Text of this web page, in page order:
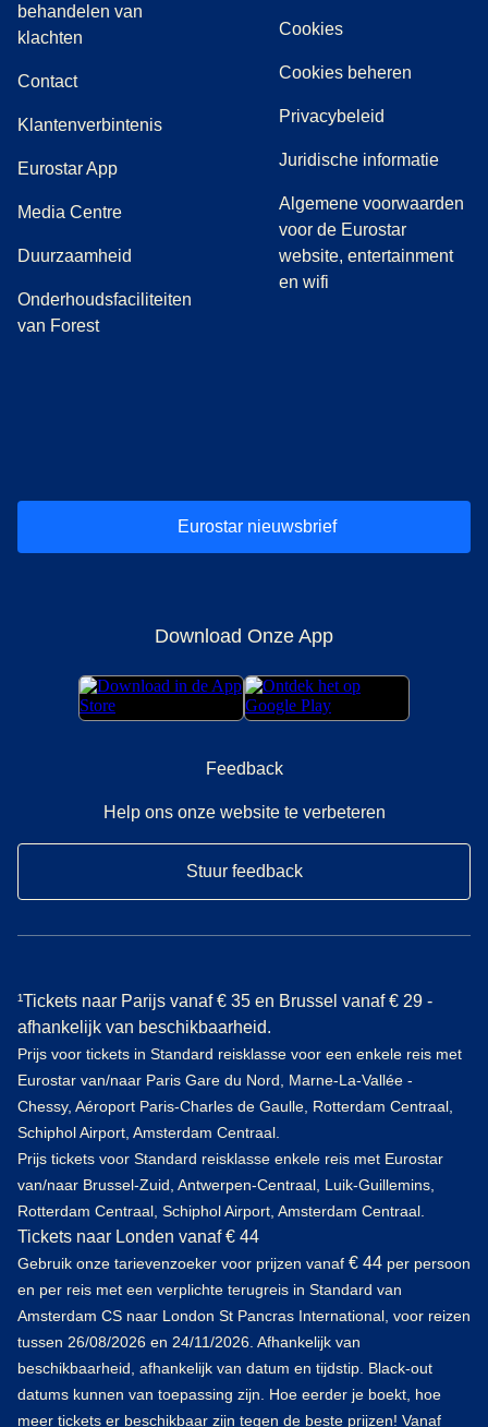
behandelen van
klachten
Contact
Klantenverbintenis
Eurostar App
Media Centre( opent in een nieuwe tab)
Duurzaamheid
Onderhoudsfaciliteiten
van Forest
Cookies
Cookies beheren
Privacybeleid
Juridische informatie
Algemene voorwaarden
voor de Eurostar
website, entertainment
en wifi
Eurostar nieuwsbrief
Download Onze App
Feedback
Help ons onze website te verbeteren
Stuur feedback
¹Tickets naar Parijs vanaf € 35 en Brussel vanaf € 29 -
afhankelijk van beschikbaarheid.
Prijs voor tickets in Standard reisklasse voor een enkele reis met
Eurostar van/naar Paris Gare du Nord, Marne-La-Vallée -
Chessy, Aéroport Paris-Charles de Gaulle, Rotterdam Centraal,
Schiphol Airport, Amsterdam Centraal.
Prijs tickets voor Standard reisklasse enkele reis met Eurostar
van/naar Brussel-Zuid, Antwerpen-Centraal, Luik-Guillemins,
Rotterdam Centraal, Schiphol Airport, Amsterdam Centraal.
Tickets naar Londen vanaf € 44
Gebruik onze tarievenzoeker voor prijzen vanaf € 44 per persoon
en per reis met een verplichte terugreis in Standard van
Amsterdam CS naar London St Pancras International, voor reizen
tussen 26/08/2026 en 24/11/2026. Afhankelijk van
beschikbaarheid, afhankelijk van datum en tijdstip. Black-out
datums kunnen van toepassing zijn. Hoe eerder je boekt, hoe
meer tickets er beschikbaar zijn tegen de beste prijzen! Vanaf